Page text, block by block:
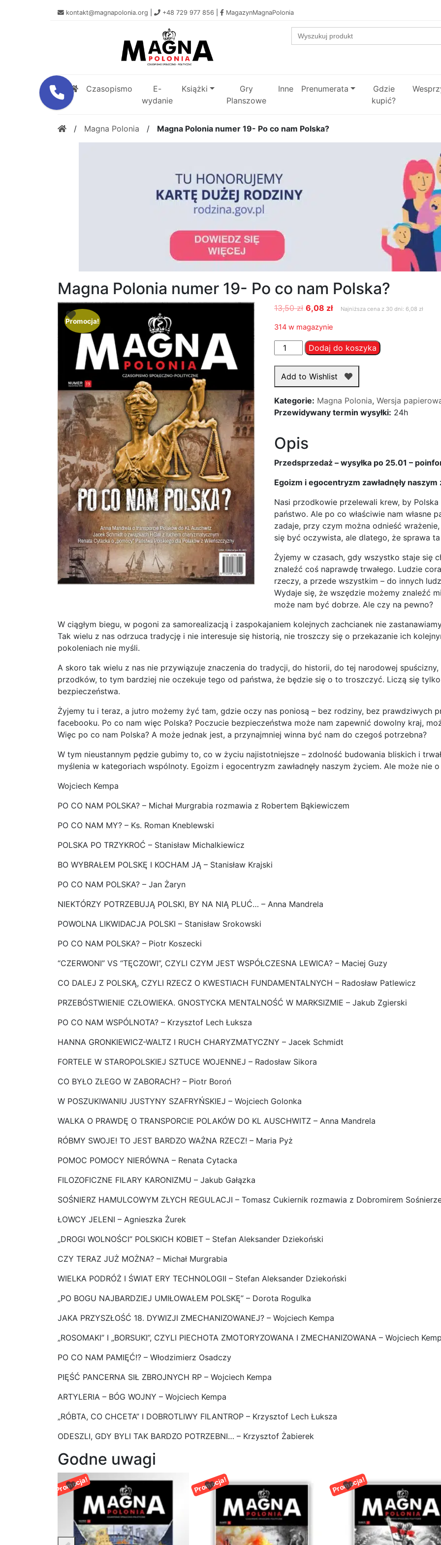
kontakt@magnapolonia.org +48 729 977 856 MagazynMagnaPolonia
Search
for:
Czasopismo
E-
wydanie
Książki
Gry
Planszowe
Inne Prenumerata
Gdzie
kupić?
/ Magna Polonia / Magna Polonia numer 19- Po co nam Polska?
Magna Polonia numer 19- Po co nam Polska?
Promocja!
13,50zł Pierwotna
wynosiła:
13,50 zł.
6,08 złAktualna
wynosi:
6,08 zł.
Najniższa cena z 30 dni: 6,08 zł
314 w magazynie
ilość
Magna
Polonia
numer
Po
co
Polska?
Dodaj do koszyka
Add to Wishlist
Kategorie: Magna Polonia, Wersja
Przewidywany termin wysyłki: 24h
Opis
Przedsprzedaż – wysyłka po 25.01 –
Egoizm i egocentryzm zawładnęły naszym
Nasi przodkowie przelewali krew, by
państwo. Ale po co właściwie nam własne
zadaje, przy czym można odnieść
się być oczywista, ale dlatego, że sprawa
Żyjemy w czasach, gdy wszystko staje się
znaleźć coś naprawdę trwałego. Ludzie
rzeczy, a przede wszystkim – do innych
Wydaje się, że wszędzie możemy znaleźć
może nam być dobrze. Ale czy na pewno?
W ciągłym biegu, w pogoni za samorealizacją i zaspokajaniem kolejnych zachcianek nie
Tak wielu z nas odrzuca tradycję i nie interesuje się historią, nie troszczy się o przekazanie ich
pokoleniach nie myśli.
A skoro tak wielu z nas nie przywiązuje znaczenia do tradycji, do historii, do tej narodowej
przodków, to tym bardziej nie oczekuje tego od państwa, że będzie się o to troszczyć. Liczą się
bezpieczeństwa.
Żyjemy tu i teraz, a jutro możemy żyć tam, gdzie oczy nas poniosą – bez rodziny, bez prawdziwych
facebooku. Po co nam więc Polska? Poczucie bezpieczeństwa może nam zapewnić dowolny kraj,
Więc po co nam Polska? A może jednak jest, a przynajmniej winna być nam do czegoś potrzebna?
W tym nieustannym pędzie gubimy to, co w życiu najistotniejsze – zdolność budowania bliskich i
myślenia w kategoriach wspólnoty. Egoizm i egocentryzm zawładnęły naszym życiem. Ale może nie
Wojciech Kempa
PO CO NAM POLSKA? – Michał Murgrabia rozmawia z Robertem Bąkiewiczem
PO CO NAM MY? – Ks. Roman Kneblewski
POLSKA PO TRZYKROĆ – Stanisław Michalkiewicz
BO WYBRAŁEM POLSKĘ I KOCHAM JĄ – Stanisław Krajski
PO CO NAM POLSKA? – Jan Żaryn
NIEKTÓRZY POTRZEBUJĄ POLSKI, BY NA NIĄ PLUĆ… – Anna Mandrela
POWOLNA LIKWIDACJA POLSKI – Stanisław Srokowski
PO CO NAM POLSKA? – Piotr Koszecki
“CZERWONI” VS “TĘCZOWI”, CZYLI CZYM JEST WSPÓŁCZESNA LEWICA? – Maciej Guzy
CO DALEJ Z POLSKĄ, CZYLI RZECZ O KWESTIACH FUNDAMENTALNYCH – Radosław Patlewicz
PRZEBÓSTWIENIE CZŁOWIEKA. GNOSTYCKA MENTALNOŚĆ W MARKSIZMIE – Jakub Zgierski
PO CO NAM WSPÓLNOTA? – Krzysztof Lech Łuksza
HANNA GRONKIEWICZ-WALTZ I RUCH CHARYZMATYCZNY – Jacek Schmidt
FORTELE W STAROPOLSKIEJ SZTUCE WOJENNEJ – Radosław Sikora
CO BYŁO ZŁEGO W ZABORACH? – Piotr Boroń
W POSZUKIWANIU JUSTYNY SZAFRYŃSKIEJ – Wojciech Golonka
WALKA O PRAWDĘ O TRANSPORCIE POLAKÓW DO KL AUSCHWITZ – Anna Mandrela
RÓBMY SWOJE! TO JEST BARDZO WAŻNA RZECZ! – Maria Pyż
POMOC POMOCY NIERÓWNA – Renata Cytacka
FILOZOFICZNE FILARY KARONIZMU – Jakub Gałązka
SOŚNIERZ HAMULCOWYM ZŁYCH REGULACJI – Tomasz Cukiernik rozmawia z Dobromirem
ŁOWCY JELENI – Agnieszka Żurek
„DROGI WOLNOŚCI” POLSKICH KOBIET – Stefan Aleksander Dziekoński
CZY TERAZ JUŻ MOŻNA? – Michał Murgrabia
WIELKA PODRÓŻ I ŚWIAT ERY TECHNOLOGII – Stefan Aleksander Dziekoński
„PO BOGU NAJBARDZIEJ UMIŁOWAŁEM POLSKĘ” – Dorota Rogulka
JAKA PRZYSZŁOŚĆ 18. DYWIZJI ZMECHANIZOWANEJ? – Wojciech Kempa
„ROSOMAKI” I „BORSUKI”, CZYLI PIECHOTA ZMOTORYZOWANA I ZMECHANIZOWANA – Wojciech
PO CO NAM PAMIĘĆ!? – Włodzimierz Osadczy
PIĘŚĆ PANCERNA SIŁ ZBROJNYCH RP – Wojciech Kempa
ARTYLERIA – BÓG WOJNY – Wojciech Kempa
„RÓBTA, CO CHCETA” I DOBROTLIWY FILANTROP – Krzysztof Lech Łuksza
ODESZLI, GDY BYLI TAK BARDZO POTRZEBNI… – Krzysztof Żabierek
Godne uwagi
Promocja! Promocja! Promocja!